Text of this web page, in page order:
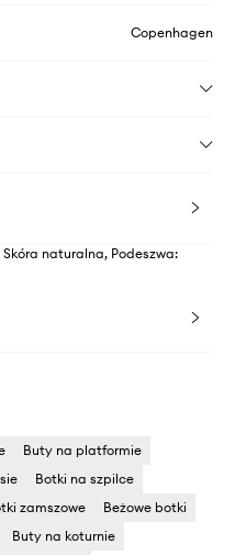
Copenhagen
naturalna, Podeszwa:
Buty na platformie
Botki na szpilce
zamszowe
Beżowe botki
Buty na koturnie